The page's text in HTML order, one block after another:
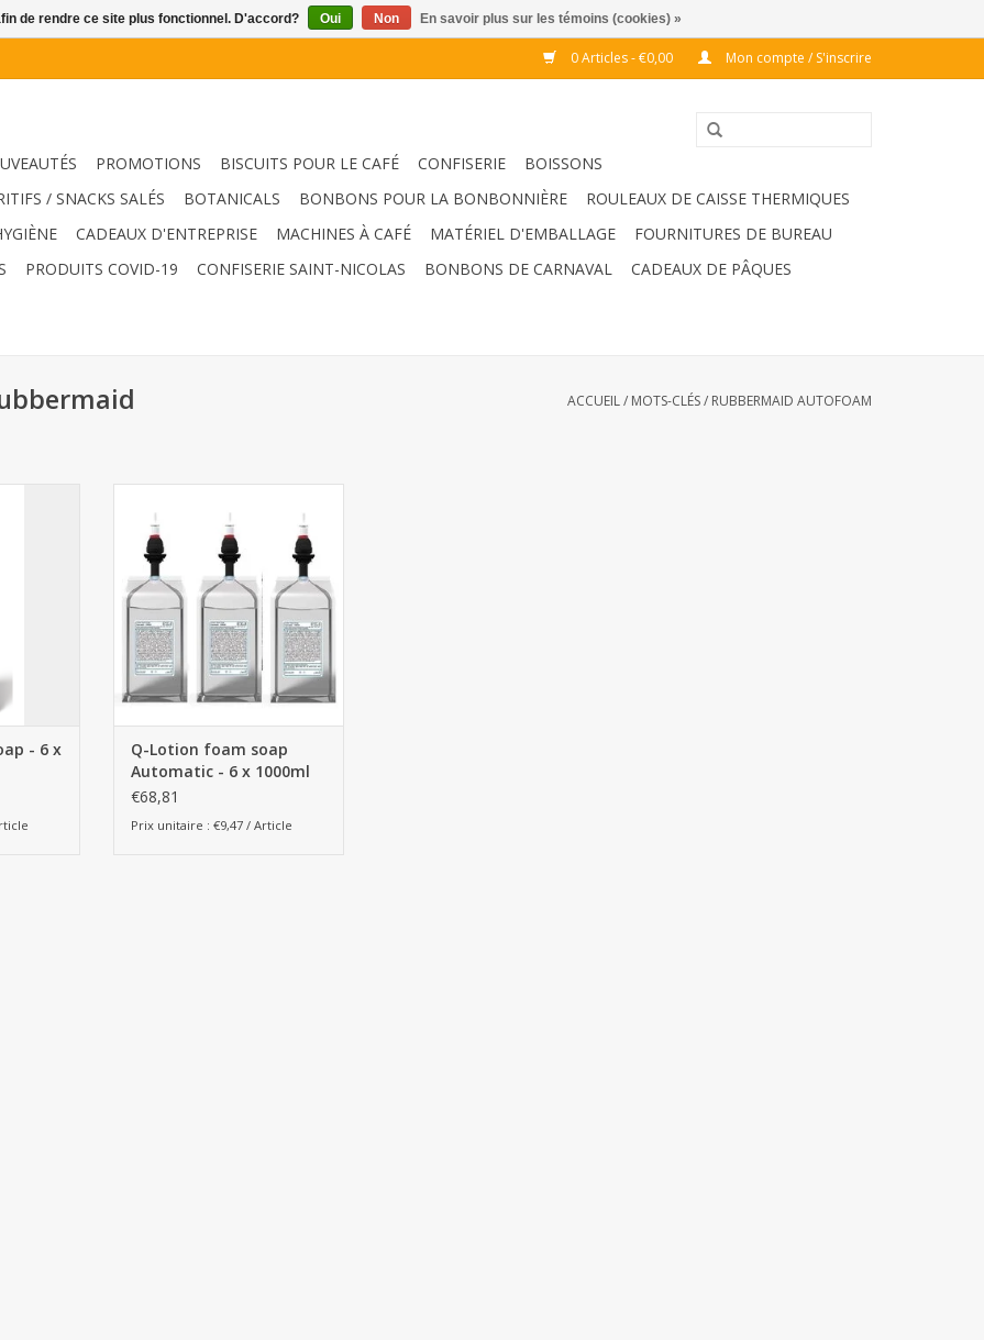
0 Articles - €0,00 Mon compte / S'inscrire
PROMOTIONS BISCUITS POUR LE CAFÉ CONFISERIE
BOISSONS
/ SNACKS SALÉS
BOTANICALS BONBONS POUR LA BONBONNIÈRE
ROULEAUX DE CAISSE THERMIQUES
CADEAUX D'ENTREPRISE MACHINES À CAFÉ MATÉRIEL D'EMBALLAGE
FOURNITURES DE BUREAU
PRODUITS COVID-19 CONFISERIE SAINT-NICOLAS BONBONS DE CARNAVAL
CADEAUX DE PÂQUES
ACCUEIL/ MOTS-CLÉS/ RUBBERMAID AUTOFOAM
x 1000ml
- 6 x
6 x 1000ml
AJOUTER AU PANIER
Q-Lotion foam soap
Automatic - 6 x 1000ml
€68,81
Prix unitaire : €9,47 / Article
de rendre ce site plus fonctionnel. D'accord? Oui Non En savoir plus sur les témoins (cookies) »